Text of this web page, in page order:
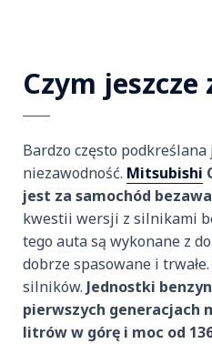
Czym jeszcze
Bardzo często
niezawodność. Mitsubishi
jest za samochód
kwestii wersji z silnikami
tego auta są wykonane z
dobrze spasowane i
silników. Jednostki
pierwszych generacjach
litrów w górę i moc od